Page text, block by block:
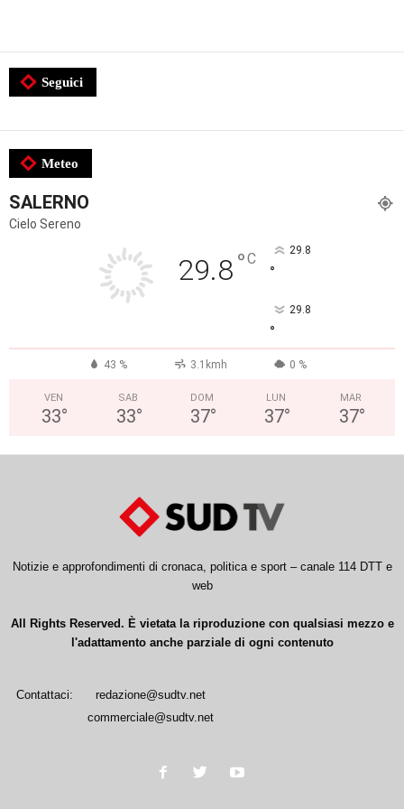
Seguici
Meteo
SALERNO
Cielo Sereno
29.8°C 29.8
°
29.8
°
43 % 3.1kmh 0 %
VEN
33°
SAB
33°
DOM
37°
LUN
37°
MAR
37°
Notizie e approfondimenti di cronaca, politica e sport – canale 114 DTT e
web
All Rights Reserved. È vietata la riproduzione con qualsiasi mezzo e
l'adattamento anche parziale di ogni contenuto
Contattaci:
redazione@sudtv.net
commerciale@sudtv.net